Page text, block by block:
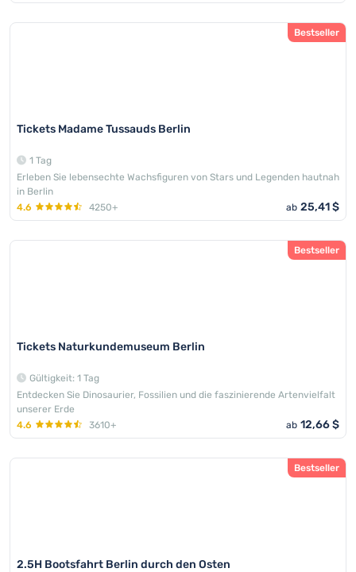
Bestseller
Tickets Madame Tussauds Berlin
1 Tag
Erleben Sie lebensechte Wachsfiguren von Stars und Legenden hautnah
in Berlin
4.6
4250+ ab 25,41 $
Bestseller
Tickets Naturkundemuseum Berlin
Gültigkeit: 1 Tag
Entdecken Sie Dinosaurier, Fossilien und die faszinierende Artenvielfalt
unserer Erde
4.6
3610+ ab 12,66 $
Bestseller
2.5H Bootsfahrt Berlin durch den Osten